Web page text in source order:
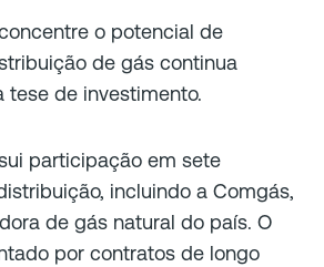
o potencial de
de gás continua
tese de investimento.
participação em sete
incluindo a Comgás,
de gás natural do país. O
por contratos de longo